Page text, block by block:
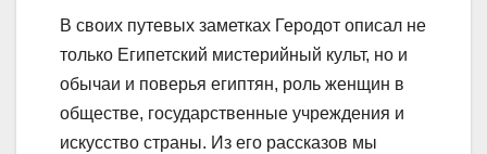
В своих путевых заметках Геродот описал не
только Египетский мистерийный культ, но и
обычаи и поверья египтян, роль женщин в
обществе, государственные учреждения и
искусство страны. Из его рассказов мы